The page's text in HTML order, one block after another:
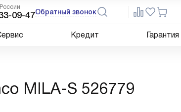
09-47Обратный звонок
Кредит Гарантия
MILA-S 526779